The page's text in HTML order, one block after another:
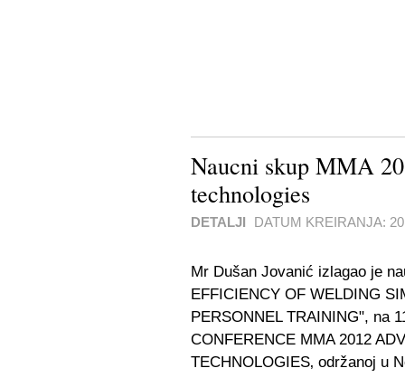
Naucni skup MMA
technologies
DETALJI DATUM KREIRANJA:
Mr Dušan Jovanić izlagao je
EFFICIENCY OF WELDING
PERSONNEL TRAINING", na
CONFERENCE MMA 2012
TECHNOLOGIES‚ održanoj u